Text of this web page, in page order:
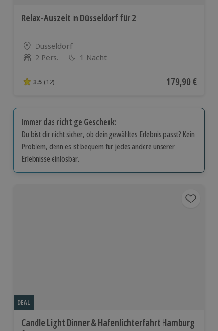
Relax-Auszeit in Düsseldorf für 2
Standort
Düsseldorf
Anzahl der Teilnehmer
2 Pers. 1 Nacht
3.5 von 5 Sternen basierend auf 12 Bewertungen
3.5 (12) Aktueller Preis
179,90 €
Immer das richtige Geschenk:
Du bist dir nicht sicher, ob dein gewähltes Erlebnis passt? Kein
Problem, denn es ist bequem für jedes andere unserer
Erlebnisse einlösbar.
DEAL
Candle Light Dinner & Hafenlichterfahrt Hamburg